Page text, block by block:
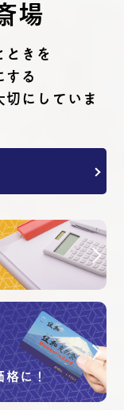
場
ときを
する
切にしていま
格に！